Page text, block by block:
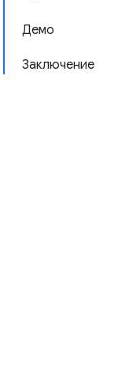
Демо
Заключение